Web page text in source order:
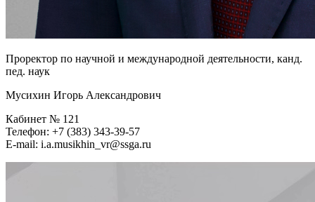
Проректор по научной и международной деятельности, канд.
пед. наук
Мусихин Игорь Александрович
Кабинет № 121
Телефон: +7 (383) 343-39-57
E-mail: i.a.musikhin_vr@ssga.ru